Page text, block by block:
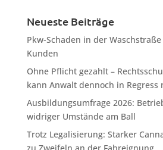
Neueste Beiträge
Pkw-Schaden in der
Kunden
Ohne Pflicht gezahlt –
kann Anwalt dennoch in Regress
Ausbildungsumfrage 2026:
widriger Umstände am Ball
Trotz Legalisierung: Starker